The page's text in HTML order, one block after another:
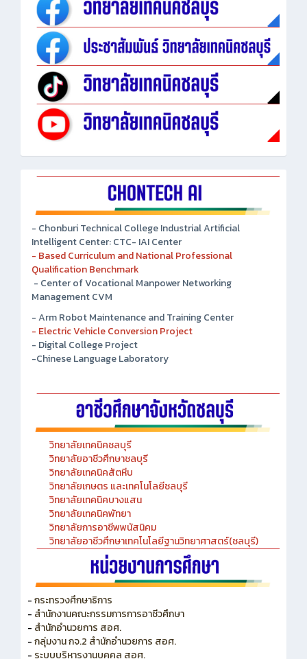
- Chonburi Technical College Industrial Artificial
Intelligent Center: CTC- IAI Center
- Based Curriculum and National Professional
Qualification Benchmark
- Center of Vocational Manpower Networking
Management CVM
- Arm Robot Maintenance and Training Center
- Electric Vehicle Conversion Project
- Digital College Project
-Chinese Language Laboratory
วิทยาลัยเทคนิคชลบุรี
วิทยาลัยอาชีวศึกษาชลบุรี
วิทยาลัยเทคนิคสัตหีบ
วิทยาลัยเกษตร และเทคโนโลยีชลบุรี
วิทยาลัยเทคนิคบางแสน
วิทยาลัยเทคนิคพัทยา
วิทยาลัยการอาชีพพนัสนิคม
วิทยาลัยอาชีวศึกษาเทคโนโลยีฐานวิทยาศาสตร์(ชลบุรี)
-กระทรวงศึกษาธิการ
- สำนักงานคณะกรรมการการอาชีวศึกษา
- สำนักอำนวยการ สอศ.
-กลุ่มงาน กจ.2 สำนักอำนวยการ สอศ.
- ระบบบริหารงานบุคคล สอศ.